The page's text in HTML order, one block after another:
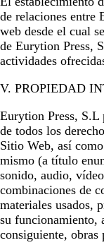
de relaciones entre
web desde el cual
de Eurytion Press,
actividades
V. PROPIEDAD
Eurytion Press, S.L
de todos los
Sitio Web, así
mismo (a título
sonido, audio,
combinaciones de
materiales usados,
su funcionamiento,
consiguiente,